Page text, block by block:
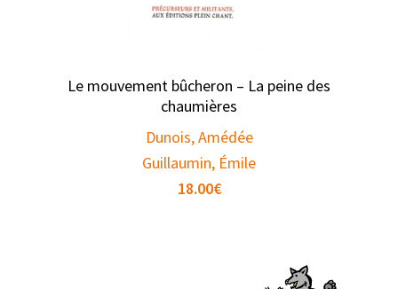
Le mouvement bûcheron – La peine des
chaumières
Dunois, Amédée
Guillaumin, Émile
18.00€